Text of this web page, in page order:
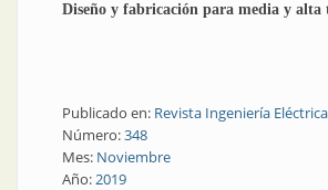
Diseño y fabricación para media y alta
Publicado en: Revista Ingeniería Eléctrica
Número:348
Mes: Noviembre
Año:2019